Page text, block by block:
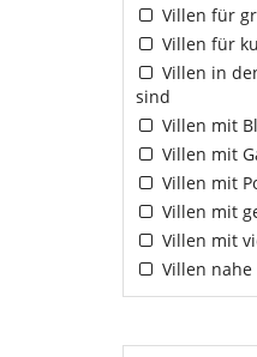
Villen für
Villen für
Villen in
sind
Villen mit
Villen mit
Villen mit
Villen mit
Villen mit
Villen